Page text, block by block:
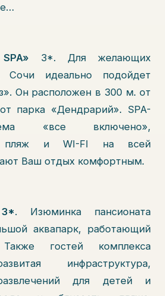
3*. Для желающих
Сочи идеально подойдет
Он расположен в 300 м. от
парка «Дендрарий». SPA-
«все включено»,
пляж и WI-FI на всей
Ваш отдых комфортным.
3*. Изюминка пансионата
аквапарк, работающий
гостей комплекса
инфраструктура,
для детей и